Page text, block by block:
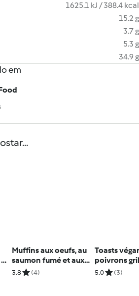
1625.1 kJ / 388.4 kcal
15.2 g
3.7 g
5.3 g
34.9 g
em
Muffins aux oeufs, au
saumon fumé et aux
légumes
3.8 (4)
Toasts
poivrons
noix de
5.0 (3)